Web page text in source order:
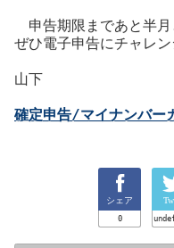
申告期限まであと半月
ぜひ電子申告にチャレ
山下
確定申告/マイナンバ
シェア
0